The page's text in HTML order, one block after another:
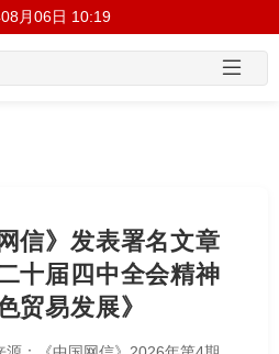
月06日 10:19
信》发表署名文章
十届四中全会精神
贸易发展》